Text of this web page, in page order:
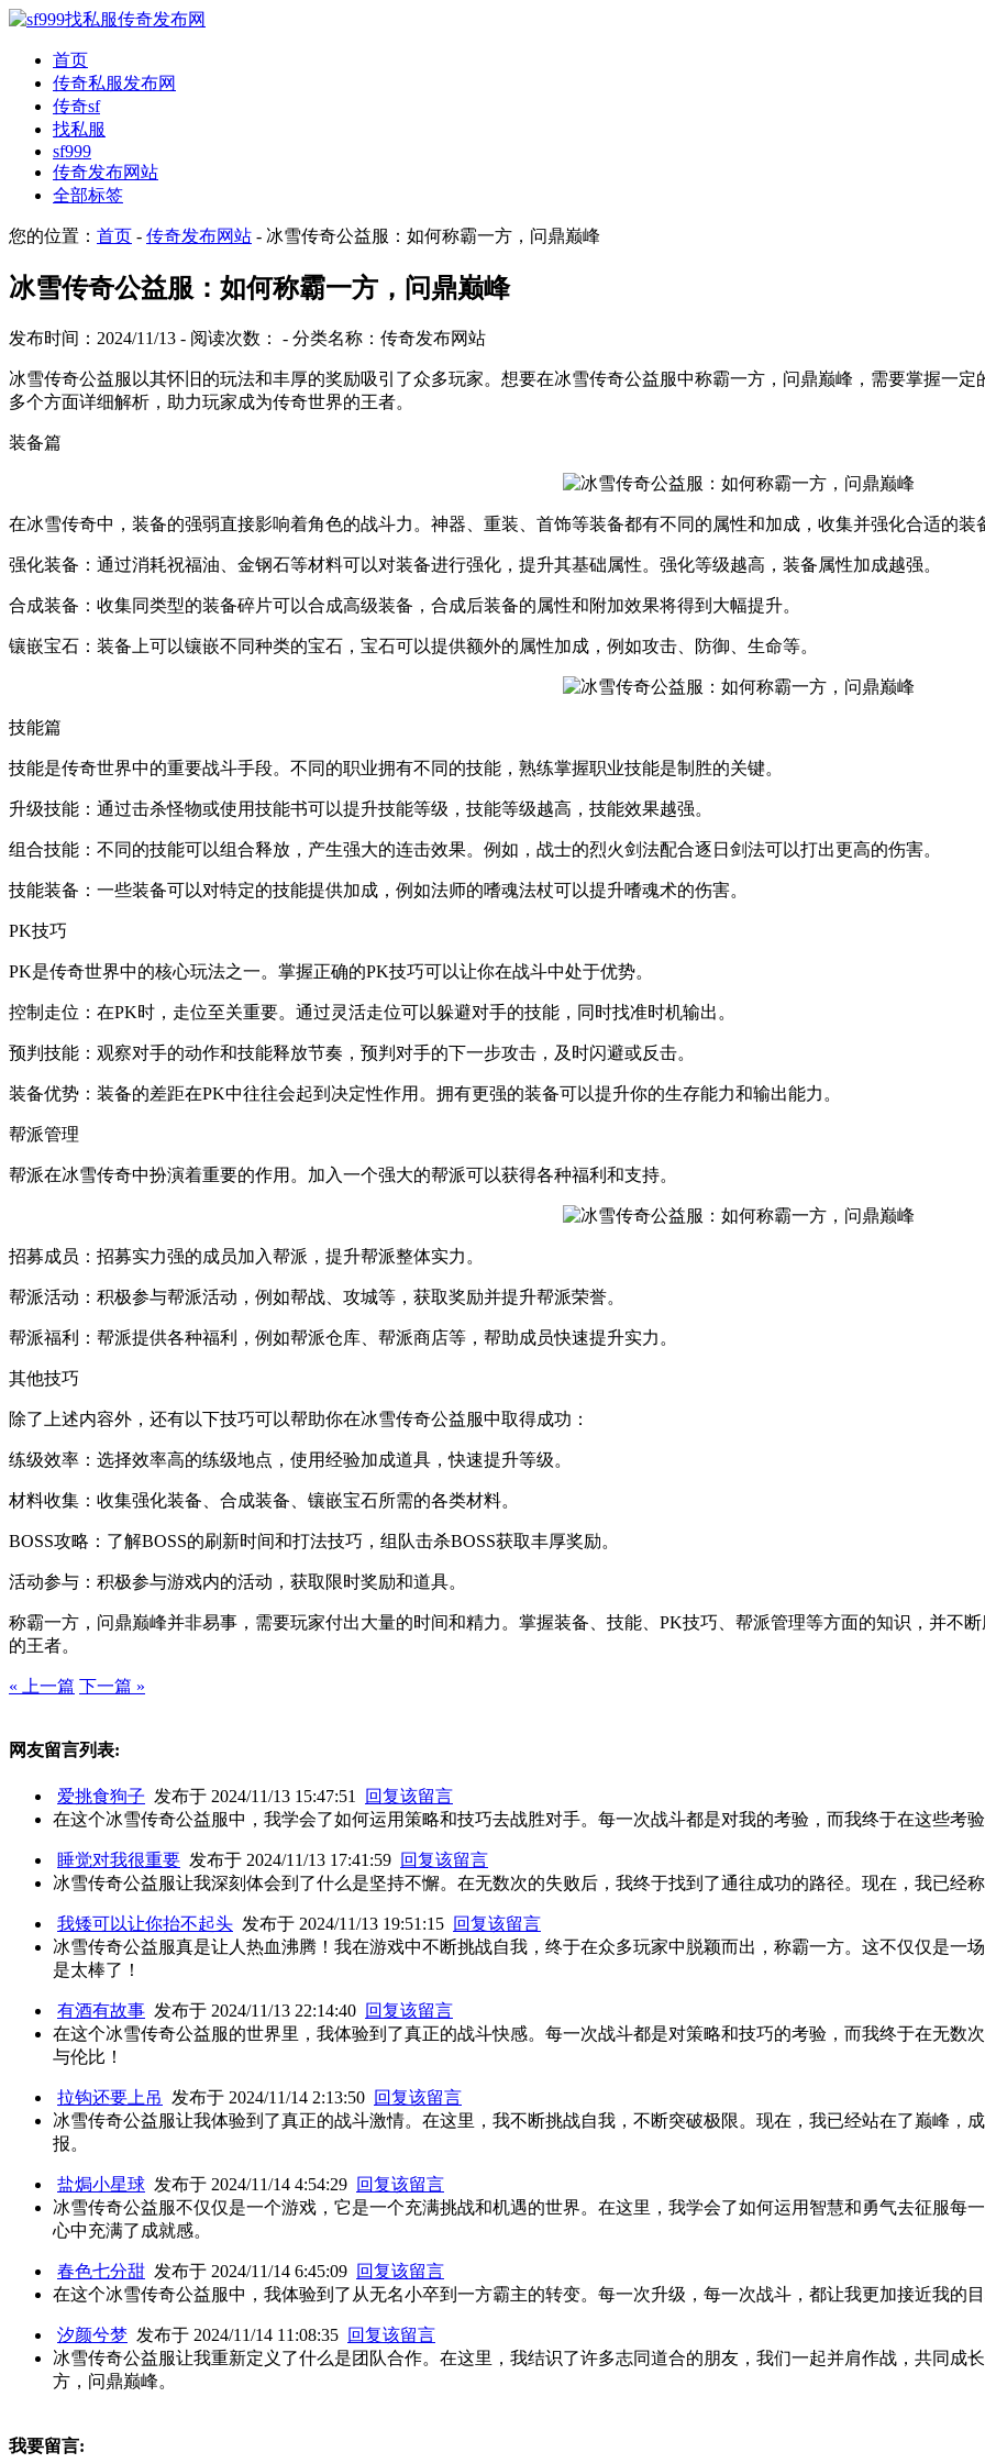
首页
传奇私服发布网
传奇sf
找私服
sf999
传奇发布网站
全部标签
您的位置： 首页 - 传奇发布网站 - 冰雪传奇公益服：如何称霸一方，问鼎巅峰
冰雪传奇公益服：如何称霸一方，问鼎巅峰
发布时间：2024/11/13 - 阅读次数： - 分类名称：传奇发布网站
冰雪传奇公益服以其怀旧的玩法和丰厚的奖励吸引了众多玩家。想要在冰雪传奇公益服中称霸一方，问鼎巅峰，需要掌握一
多个方面详细解析，助力玩家成为传奇世界的王者。
装备篇
在冰雪传奇中，装备的强弱直接影响着角色的战斗力。神器、重装、首饰等装备都有不同的属性和加成，收集并强化合适的装
强化装备：通过消耗祝福油、金钢石等材料可以对装备进行强化，提升其基础属性。强化等级越高，装备属性加成越强。
合成装备：收集同类型的装备碎片可以合成高级装备，合成后装备的属性和附加效果将得到大幅提升。
镶嵌宝石：装备上可以镶嵌不同种类的宝石，宝石可以提供额外的属性加成，例如攻击、防御、生命等。
技能篇
技能是传奇世界中的重要战斗手段。不同的职业拥有不同的技能，熟练掌握职业技能是制胜的关键。
升级技能：通过击杀怪物或使用技能书可以提升技能等级，技能等级越高，技能效果越强。
组合技能：不同的技能可以组合释放，产生强大的连击效果。例如，战士的烈火剑法配合逐日剑法可以打出更高的伤害。
技能装备：一些装备可以对特定的技能提供加成，例如法师的嗜魂法杖可以提升嗜魂术的伤害。
PK技巧
PK是传奇世界中的核心玩法之一。掌握正确的PK技巧可以让你在战斗中处于优势。
控制走位：在PK时，走位至关重要。通过灵活走位可以躲避对手的技能，同时找准时机输出。
预判技能：观察对手的动作和技能释放节奏，预判对手的下一步攻击，及时闪避或反击。
装备优势：装备的差距在PK中往往会起到决定性作用。拥有更强的装备可以提升你的生存能力和输出能力。
帮派管理
帮派在冰雪传奇中扮演着重要的作用。加入一个强大的帮派可以获得各种福利和支持。
招募成员：招募实力强的成员加入帮派，提升帮派整体实力。
帮派活动：积极参与帮派活动，例如帮战、攻城等，获取奖励并提升帮派荣誉。
帮派福利：帮派提供各种福利，例如帮派仓库、帮派商店等，帮助成员快速提升实力。
其他技巧
除了上述内容外，还有以下技巧可以帮助你在冰雪传奇公益服中取得成功：
练级效率：选择效率高的练级地点，使用经验加成道具，快速提升等级。
材料收集：收集强化装备、合成装备、镶嵌宝石所需的各类材料。
BOSS攻略：了解BOSS的刷新时间和打法技巧，组队击杀BOSS获取丰厚奖励。
活动参与：积极参与游戏内的活动，获取限时奖励和道具。
称霸一方，问鼎巅峰并非易事，需要玩家付出大量的时间和精力。掌握装备、技能、PK技巧、帮派管理等方面的知识，并不
的王者。
« 上一篇 下一篇 »
网友留言列表:
爱挑食狗子 发布于 2024/11/13 15:47:51
回复该留言
在这个冰雪传奇公益服中，我学会了如何运用策略和技巧去战胜对手。每一次战斗都是对我的考验，而我终于在这些考
睡觉对我很重要 发布于 2024/11/13 17:41:59 回复该留言
冰雪传奇公益服让我深刻体会到了什么是坚持不懈。在无数次的失败后，我终于找到了通往成功的路径。现在，我已经
我矮可以让你抬不起头 发布于 2024/11/13 19:51:15 回复该留言
冰雪传奇公益服真是让人热血沸腾！我在游戏中不断挑战自我，终于在众多玩家中脱颖而出，称霸一方。这不仅仅是一
是太棒了！
有酒有故事 发布于 2024/11/13 22:14:40 回复该留言
在这个冰雪传奇公益服的世界里，我体验到了真正的战斗快感。每一次战斗都是对策略和技巧的考验，而我终于在无数
与伦比！
拉钩还要上吊 发布于 2024/11/14 2:13:50 回复该留言
冰雪传奇公益服让我体验到了真正的战斗激情。在这里，我不断挑战自我，不断突破极限。现在，我已经站在了巅峰，
报。
盐焗小星球 发布于 2024/11/14 4:54:29 回复该留言
冰雪传奇公益服不仅仅是一个游戏，它是一个充满挑战和机遇的世界。在这里，我学会了如何运用智慧和勇气去征服每
心中充满了成就感。
春色七分甜 发布于 2024/11/14 6:45:09 回复该留言
在这个冰雪传奇公益服中，我体验到了从无名小卒到一方霸主的转变。每一次升级，每一次战斗，都让我更加接近我的
汐颜兮梦 发布于 2024/11/14 11:08:35 回复该留言
冰雪传奇公益服让我重新定义了什么是团队合作。在这里，我结识了许多志同道合的朋友，我们一起并肩作战，共同成
方，问鼎巅峰。
我要留言: